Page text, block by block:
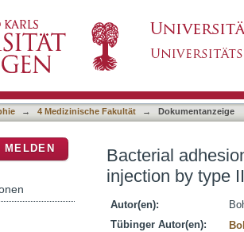
→ 4 Medizinische Fakultät → Dokumentanzeige
Bacterial
injection by type
Autor(en):
Tübinger Autor(en):
MELDEN